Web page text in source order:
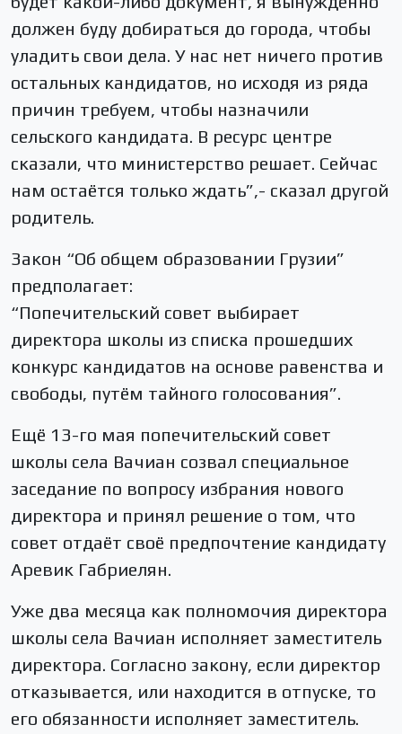
должен буду добираться до города, чтобы
уладить свои дела. У нас нет ничего против
остальных кандидатов, но исходя из ряда
причин требуем, чтобы назначили
сельского кандидата. В ресурс центре
сказали, что министерство решает. Сейчас
нам остаётся только ждать”,- сказал другой
родитель.
Закон “Об общем образовании Грузии”
предполагает:
“Попечительский совет выбирает
директора школы из списка прошедших
конкурс кандидатов на основе равенства и
свободы, путём тайного голосования”.
Ещё 13-го мая попечительский совет
школы села Вачиан созвал специальное
заседание по вопросу избрания нового
директора и принял решение о том, что
совет отдаёт своё предпочтение кандидату
Аревик Габриелян.
Уже два месяца как полномочия директора
школы села Вачиан исполняет заместитель
директора. Согласно закону, если директор
отказывается, или находится в отпуске, то
его обязанности исполняет заместитель.